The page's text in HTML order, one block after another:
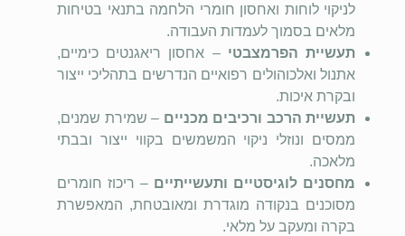
לניקוי לוחות ואחסון חומרי הלחמה בתנאי בטיחות
מלאים בסמוך לעמדות העבודה.
תעשיית הפרמצבטי – אחסון ריאגנטים כימיים,
אתנול ואלכוהולים רפואיים הנדרשים בתהליכי ייצור
ובקרת איכות.
תעשיית הרכב ורכיבים מכניים – שמירת שמנים,
ממסים ונוזלי ניקוי המשמשים בקווי ייצור ובבתי
מלאכה.
מחסנים לוגיסטיים ותעשייתיים – ריכוז חומרים
מסוכנים בנקודה מוגדרת ומאובטחת, המאפשרת
בקרה ומעקב על מלאי.